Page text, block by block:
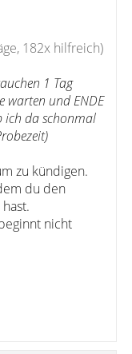
182x hilfreich)
1 Tag
warten und ENDE
ich da schonmal
zu kündigen.
du den
nicht